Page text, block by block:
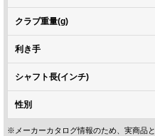
クラブ重量(g)
利き手
シャフト長(インチ)
性別
※メーカーカタログ情報のため、実商品